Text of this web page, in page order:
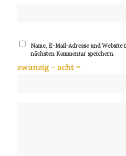
Name, E-Mail-Adresse und Website
nächsten Kommentar speichern.
zwanzig − acht =